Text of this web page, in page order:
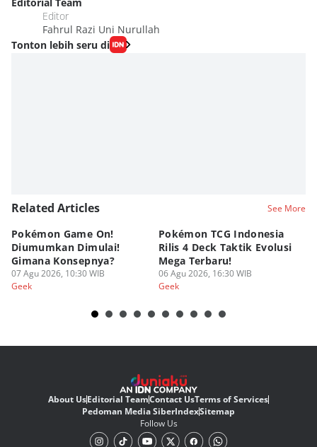
Editor
Fahrul Razi Uni Nurullah
Tonton lebih seru di
Related Articles See More
Pokémon Game On!
Diumumkan Dimulai!
Gimana Konsepnya?
07 Agu 2026, 10:30 WIB
Geek
Pokémon TCG Indonesia
Rilis 4 Deck Taktik Evolusi
Mega Terbaru!
06 Agu 2026, 16:30 WIB
Geek
About UsEditorial TeamContact UsTerms of Services
Pedoman Media SiberIndexSitemap
Follow Us